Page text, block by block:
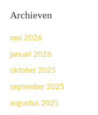
Archieven
mei 2026
januari 2026
oktober 2025
september 2025
augustus 2025